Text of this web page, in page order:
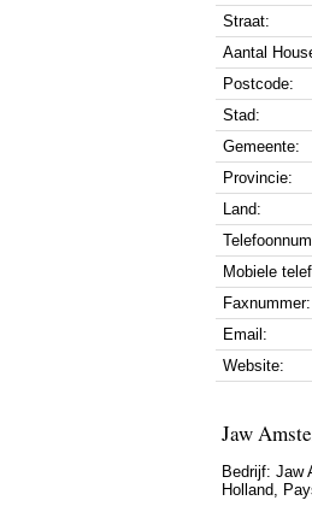
Straat:
Aantal
Postcode:
Stad:
Gemeente:
Provincie:
Land:
Mobiele
Faxnummer:
Email:
Website:
Jaw
Bedrijf: Jaw
Holland,